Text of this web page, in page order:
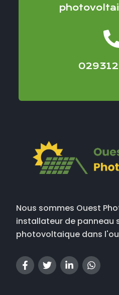
Nous sommes Ouest
installateur de panneau
photovoltaique dans